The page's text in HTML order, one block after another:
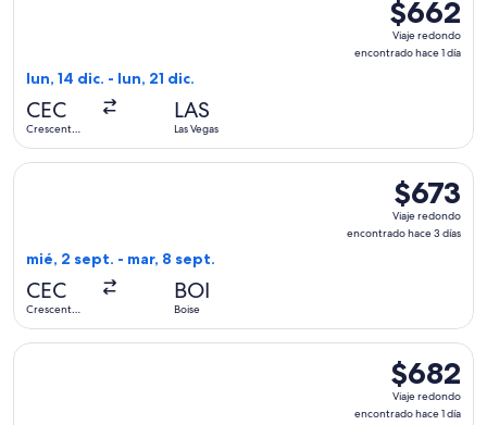
$662
Viaje
redondo,
$662
Viaje redondo
encontrado hace 1 día
lun, 14 dic. - lun, 21 dic.
CEC
Crescent
LAS
Las Vegas
$673
Viaje
redondo,
$673
Viaje redondo
encontrado hace 3 días
mié, 2 sept. - mar, 8 sept.
CEC
Crescent
BOI
Boise
Seleccionar vuelo de Advanced Air, con salida el mié, 2
$682
Viaje
redondo,
$682
Viaje redondo
encontrado hace 1 día
Seleccionar vuelo de Advanced Air, con salida el lun, 14